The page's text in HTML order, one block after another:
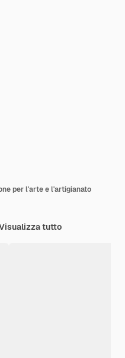
per l'arte e l'artigianato
tutto